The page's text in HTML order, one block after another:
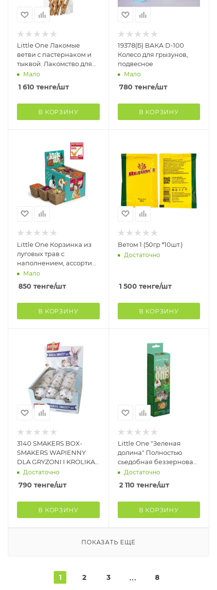
Little One Лакомые
ветви с пастернаком и
тыквой. Лакомство для
всех видов грызунов
Мало
1 610 тенге/шт
В КОРЗИНУ
19378(Б) ВАКА D-100
Колесо для грызунов,
подвесное
Мало
780 тенге/шт
В КОРЗИНУ
Little One Корзинка из
луговых трав с
наполнением, ассорти
(пастернак,цукини,
морковь, яблоко (12шт)
Мало
850 тенге/шт
В КОРЗИНУ
Ветом 1 (50гр *10шт.)
Достаточно
1 500 тенге/шт
В КОРЗИНУ
3140 SMAKERS BOX-
SMAKERS WAPIENNY
DLA GRYZONI I KROLIKA
12szt/box
Достаточно
790 тенге/шт
В КОРЗИНУ
Little One "Зеленая
долина" Полностью
сьедобная беззерновая
палочка для
декоративных животных
с трав
Достаточно
2 110 тенге/шт
В КОРЗИНУ
ПОКАЗАТЬ ЕЩЕ
1 2 3 8